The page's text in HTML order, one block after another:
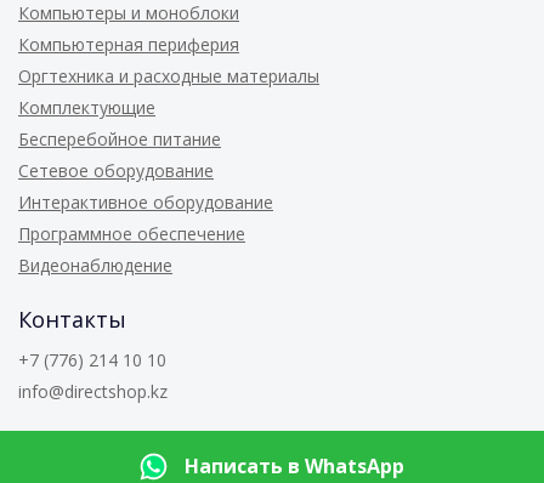
Компьютеры и моноблоки
Компьютерная периферия
Оргтехника и расходные материалы
Комплектующие
Бесперебойное питание
Сетевое оборудование
Интерактивное оборудование
Программное обеспечение
Видеонаблюдение
Контакты
+7 (776) 214 10 10
info@directshop.kz
Directshop.kz Написать в WhatsApp